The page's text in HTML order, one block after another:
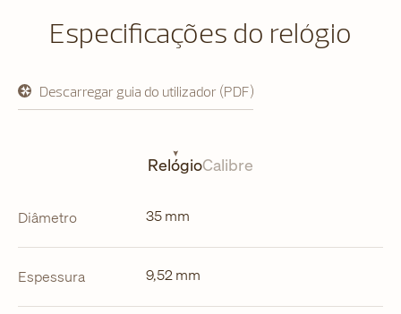
Especificações do relógio
Descarregar guia do utilizador (PDF)
abre
em
RelógioCalibre
Diâmetro 35 mm
Espessura 9,52 mm